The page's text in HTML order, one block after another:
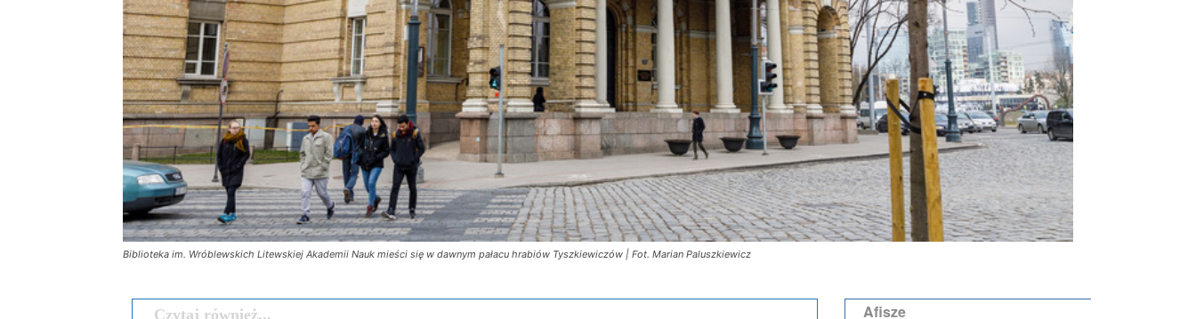
Biblioteka im. Wróblewskich Litewskiej Akademii Nauk mieści się w dawnym pałacu hrabiów Tyszkiewiczów | Fot. Marian Paluszkiewicz
Czytaj również... Afisze